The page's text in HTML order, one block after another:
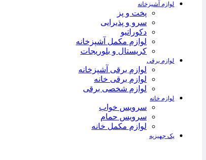
لوازم آشپزخانه
پخت و پز
سرو و پذیرایی
دکوراتیو
لوازم مکمل آشپزخانه
کریستال و بلوریجات
لوازم برقی
لوازم برقی آشپزخانه
لوازم برقی خانه
لوازم شخصی برقی
لوازم خانه
سرویس خواب
سرویس حمام
لوازم مکمل خانه
پک جهیزیه